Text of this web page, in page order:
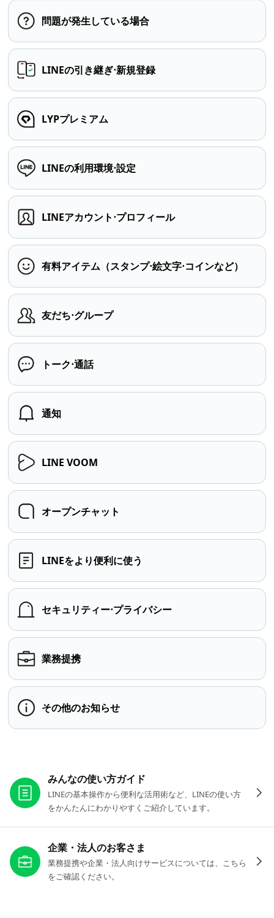
問題が発生している場合
LINEの引き継ぎ⋅新規登録
LYPプレミアム
LINEの利用環境⋅設定
LINEアカウント⋅プロフィール
有料アイテム（スタンプ⋅絵文字⋅コインなど）
友だち⋅グループ
トーク⋅通話
通知
LINE VOOM
オープンチャット
LINEをより便利に使う
セキュリティー⋅プライバシー
業務提携
その他のお知らせ
みんなの使い方ガイド
LINEの基本操作から便利な活用術など、LINEの使い方
をかんたんにわかりやすくご紹介しています。
企業・法人のお客さま
業務提携や企業・法人向けサービスについては、こちら
をご確認ください。